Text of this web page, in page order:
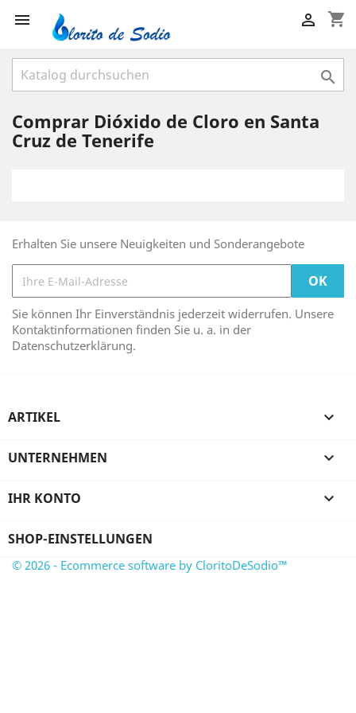
 shopping_cart


Comprar Dióxido de Cloro en Santa
Cruz de Tenerife
Erhalten Sie unsere Neuigkeiten und Sonderangebote
Sie können Ihr Einverständnis jederzeit widerrufen. Unsere
Kontaktinformationen finden Sie u. a. in der
Datenschutzerklärung.
ARTIKEL 
UNTERNEHMEN 
IHR KONTO 
SHOP-EINSTELLUNGEN
© 2026 - Ecommerce software by CloritoDeSodio™